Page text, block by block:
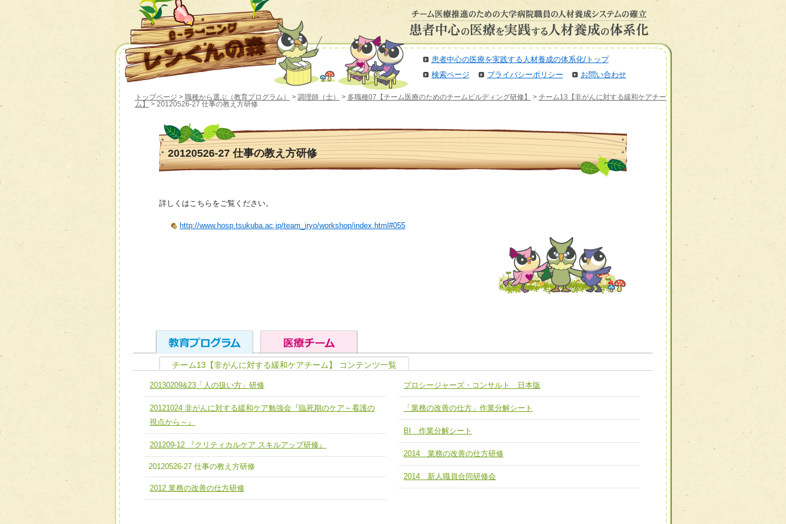
患者中心の医療を実践する人材養成の体系化/トップ
検索ページ
プライバシーポリシー お問い合わせ
トップページ > 職種から選ぶ（教育プログラム） > 調理師（士） > 多職種07【チーム医療のためのチームビルディング研修】 > チーム13【非がんに対する緩和ケアチー
ム】
> 20120526-27 仕事の教え方研修
20120526-27 仕事の教え方研修
詳しくはこちらをご覧ください。
http://www.hosp.tsukuba.ac.jp/team_iryo/workshop/index.html#055
ユニット１ 医療人としての基礎能力
全人的医療を実践する医療人として、必要な基礎能力を身につ
ける
必要に応じて柔軟に医療チームを組織し、強調できる
ユニット３ 多職種連携力
他職種の視点とスキルを学び、相互理解と連携を深める
ユニット４ 専門能力拡大・向上
各職種のスキルを拡大・向上させ、新たな可能性を広げる
人材養成のためのマネジメントおよび効果的な指導ができる
チーム01【病院内横断的問題解決チーム】
チーム02【地域医療連携推進による高度医療を必要とする在
宅患者等支援チーム】
チーム14【苦情・クレーム・暴力対応支援チーム】
チーム15【人材養成エキスパートチーム】
チーム18【造血幹細胞移植チーム】
チーム13【非がんに対する緩和ケアチーム】 コンテンツ一覧
20130209&23「人の扱い方」研修
20121024 非がんに対する緩和ケア勉強会『臨死期のケア～看護の
視点から～』
201209-12 『クリティカルケア スキルアップ研修』
20120526-27 仕事の教え方研修
2012 業務の改善の仕方研修
プロシージャーズ・コンサルト 日本版
「業務の改善の仕方」作業分解シート
BI 作業分解シート
2014 業務の改善の仕方研修
2014 新人職員合同研修会